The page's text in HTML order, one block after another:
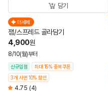
담기
더세페
잼/스프레드 골라담기
4,900원
8/10(월)부터
신규입점
최대 15% 중복쿠폰
3개 사면 10% 할인
4.75 (4)